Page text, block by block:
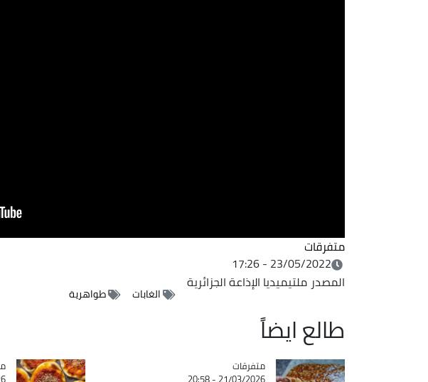
متفرقات
23/05/2022 - 17:26
المصدر ملتيميديا الإذاعة الجزائرية
الغابات طواهرية
طالع ايضاً
Catégorie
متفرقات